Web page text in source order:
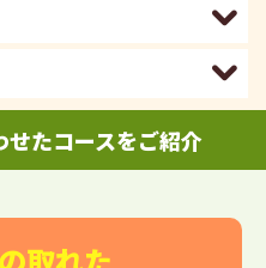
たコースをご紹介